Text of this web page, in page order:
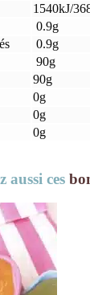
1540kJ/
0.9g
0.9g
90g
90g
0g
0g
0g
aussi ces